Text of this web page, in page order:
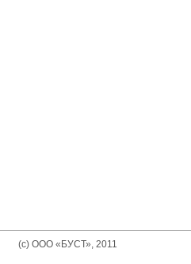
(с) ООО «БУСТ», 2011